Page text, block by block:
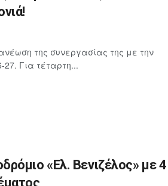
της συνεργασίας της με την
27. Για τέταρτη...
«Ελ. Βενιζέλος» με 4